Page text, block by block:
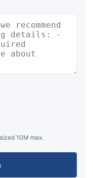
10M max.